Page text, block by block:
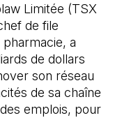
Limitée (TSX
de file
a
de dollars
son réseau
de sa chaîne
emplois, pour